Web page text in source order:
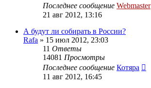
Последнее сообщение Webmaster
21 авг 2012, 13:16
А будут ли собирать в России?
Rafa » 15 июл 2012, 23:03
11 Ответы
14081 Просмотры
Последнее сообщение Котяра
11 авг 2012, 16:45